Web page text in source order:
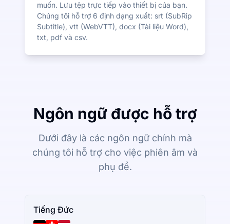
muốn. Lưu tệp trực tiếp vào thiết bị của bạn.
Chúng tôi hỗ trợ 6 định dạng xuất: srt (SubRip
Subtitle), vtt (WebVTT), docx (Tài liệu Word),
txt, pdf và csv.
Ngôn ngữ được hỗ trợ
Dưới đây là các ngôn ngữ chính mà
chúng tôi hỗ trợ cho việc phiên âm và
phụ đề.
Tiếng Đức